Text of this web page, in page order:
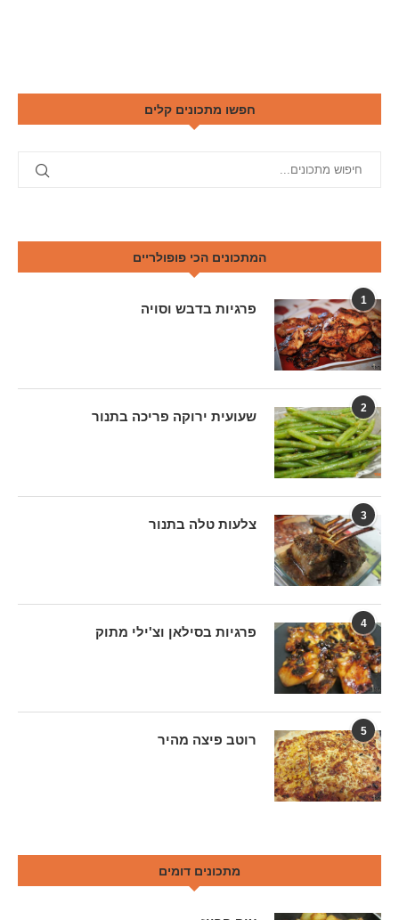
חפשו מתכונים קלים
המתכונים הכי פופולריים
1
פרגיות בדבש וסויה
2
שעועית ירוקה פריכה בתנור
3
צלעות טלה בתנור
4
פרגיות בסילאן וצ'ילי מתוק
5
רוטב פיצה מהיר
מתכונים דומים